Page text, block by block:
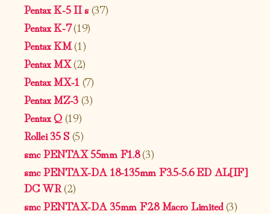
Pentax K-5 II s(37)
Pentax K-7(19)
Pentax KM(1)
Pentax MX(2)
Pentax MX-1 (7)
Pentax MZ-3(3)
Pentax Q(19)
Rollei 35 S(5)
smc PENTAX 55mm F1.8(3)
smc PENTAX-DA 18-135mm F3.5-5.6 ED AL[IF]
DC WR(2)
smc PENTAX-DA 35mm F2.8 Macro Limited(3)